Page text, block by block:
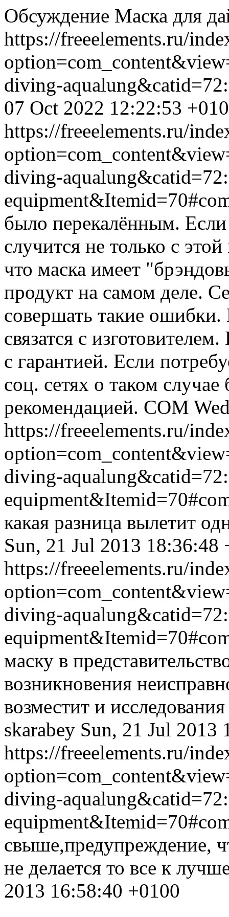
Обсуждение Маска для
https://freeelements.ru/
diving-
07 Oct 2022 12:22:53
https://freeelements.ru/
diving-
было перекалённым. Если
случится не только с
что маска имеет
продукт на самом деле.
совершать такие ошибки.
связатся с
с гарантией. Если
соц. сетях о таком
рекомендацией. COM
https://freeelements.ru/
diving-
какая разница вылетит
Sun, 21 Jul 2013 18:36:48
https://freeelements.ru/
diving-
маску в
возникновения
возместит и
skarabey Sun, 21 Jul 2013
https://freeelements.ru/
diving-
свыше,предупреждение,
не делается то все к
2013 16:58:40 +0100